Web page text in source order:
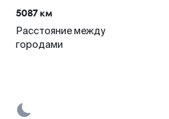
5087 км
Расстояние между
городами